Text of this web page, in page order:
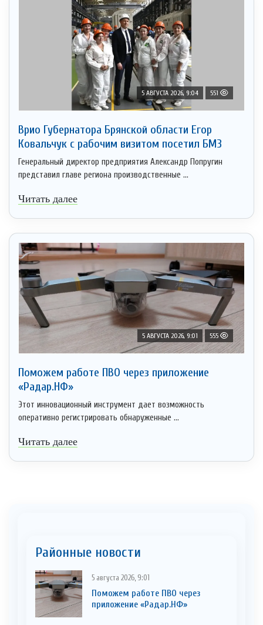
5 АВГУСТА 2026, 9:04 551
Врио Губернатора Брянской области Егор
Ковальчук с рабочим визитом посетил БМЗ
Генеральный директор предприятия Александр Попругин
представил главе региона производственные ...
Читать далее
5 АВГУСТА 2026, 9:01 555
Поможем работе ПВО через приложение
«Радар.НФ»
Этот инновационный инструмент дает возможность
оперативно регистрировать обнаруженные ...
Читать далее
Районные новости
5 августа 2026, 9:01
Поможем работе ПВО через
приложение «Радар.НФ»